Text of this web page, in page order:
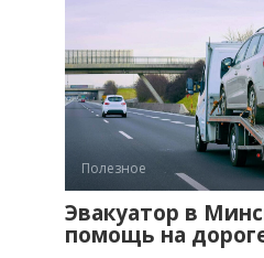
Полезное
Эвакуатор в
помощь на